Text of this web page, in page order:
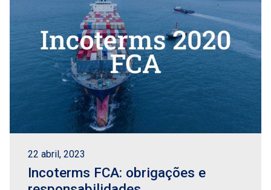
22 abril, 2023
Incoterms FCA: obrigações e